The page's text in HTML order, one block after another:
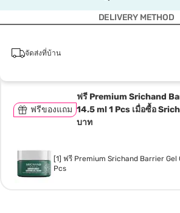
DELIVERY METHOD
จัดส่งที่บ้าน
ฟรีของแถม
ฟรี Premium Srichand
14.5 ml 1 Pcs เมื่อซื้อ
บาท
[1] ฟรี Premium Srichand Barrier Gel
Pcs